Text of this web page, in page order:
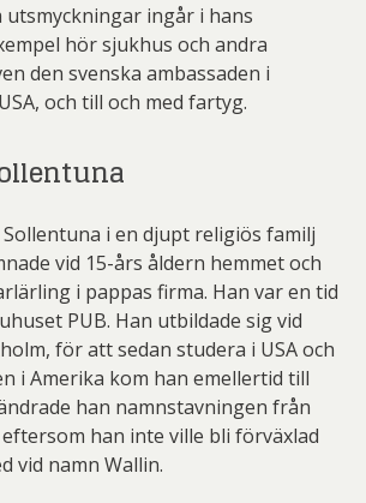
ingår i hans
hör sjukhus och andra
den svenska ambassaden i
och till och med fartyg.
i en djupt religiös familj
vid 15-års åldern hemmet och
i pappas firma. Han var en tid
PUB. Han utbildade sig vid
för att sedan studera i USA och
i Amerika kom han emellertid till
han namnstavningen från
han inte ville bli förväxlad
vid namn Wallin.